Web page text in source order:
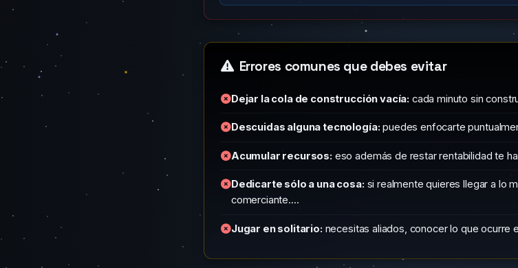
Errores comunes que debes evitar
Dejar la cola de construcción vacía: cada minuto sin
Descuidas alguna tecnología: puedes enfocarte
Acumular recursos: eso además de restar rentabilidad te
Dedicarte sólo a una cosa: si realmente quieres llegar a lo
comerciante....
Jugar en solitario: necesitas aliados, conocer lo que ocurre